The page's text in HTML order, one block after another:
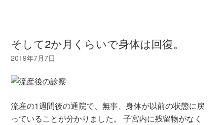
そして2か月くらいで身体は回復。
流産の1週間後の通院で、無事、身体が以前の状態に戻
っていることが分かりました。 子宮内に残留物がなく